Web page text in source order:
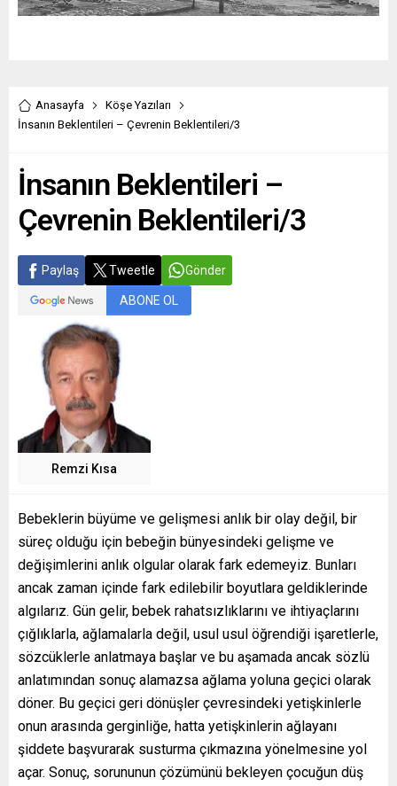
Anasayfa
Köşe Yazıları
İnsanın Beklentileri – Çevrenin Beklentileri/3
İnsanın Beklentileri –
Çevrenin Beklentileri/3
Paylaş Tweetle Gönder
ABONE OL
Remzi Kısa
Bebeklerin büyüme ve gelişmesi anlık bir olay değil, bir
süreç olduğu için bebeğin bünyesindeki gelişme ve
değişimlerini anlık olgular olarak fark edemeyiz. Bunları
ancak zaman içinde fark edilebilir boyutlara geldiklerinde
algılarız. Gün gelir, bebek rahatsızlıklarını ve ihtiyaçlarını
çığlıklarla, ağlamalarla değil, usul usul öğrendiği işaretlerle,
sözcüklerle anlatmaya başlar ve bu aşamada ancak sözlü
anlatımından sonuç alamazsa ağlama yoluna geçici olarak
döner. Bu geçici geri dönüşler çevresindeki yetişkinlerle
onun arasında gerginliğe, hatta yetişkinlerin ağlayanı
şiddete başvurarak susturma çıkmazına yönelmesine yol
açar. Sonuç, sorununun çözümünü bekleyen çocuğun düş